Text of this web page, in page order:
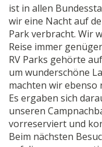
ist in allen
wir eine Nacht auf
Park verbracht. Wir
Reise immer
RV Parks gehörte
um wunderschöne
machten wir ebenso
Es ergaben sich
unseren
vorreserviert und
Beim nächsten